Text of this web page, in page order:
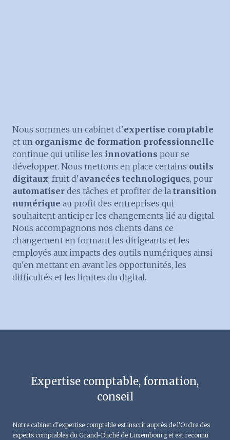
Nous sommes un cabinet d'expertise comptable
et un organisme de formation professionnelle
continue qui utilise les innovations pour se
développer. Nous mettons en place certains outils
digitaux, fruit d'avancées technologiques, pour
automatiser des tâches et profiter de la transition
numérique au profit des entreprises qui
souhaitent anticiper les changements lié au digital.
Nous accompagnons nos clients dans ce
changement en formant les dirigeants et les
employés aux impacts des outils numériques ainsi
qu'en mettant en avant les opportunités, les
difficultés et les limites du digital.
Expertise comptable, formation,
conseil
Notre cabinet d'expertise comptable est inscrit auprès de l'Ordre des
experts comptables du Grand-Duché de Luxembourg et est reconnu